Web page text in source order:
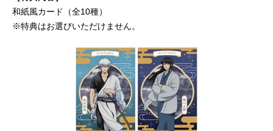
和紙風カード（全10種）
※特典はお選びいただけません。